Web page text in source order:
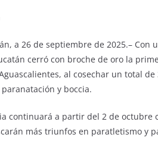
a 26 de septiembre de 2025.–
cerró con broche de oro la
al cosechar un total
y boccia.
continuará a partir del 2 de octubre
más triunfos en paratletismo y